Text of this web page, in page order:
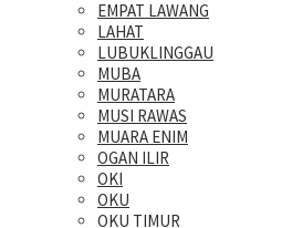
EMPAT LAWANG
LAHAT
LUBUKLINGGAU
MUBA
MURATARA
MUSI RAWAS
MUARA ENIM
OGAN ILIR
OKI
OKU
OKU TIMUR